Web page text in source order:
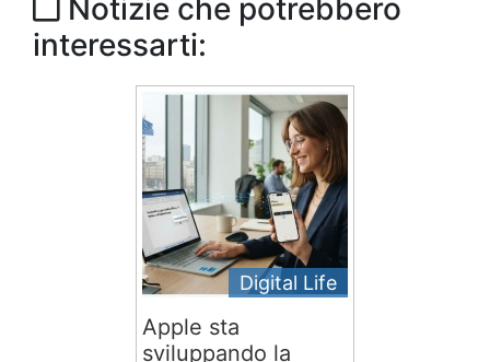
Notizie che potrebbero
interessarti:
Digital Life
Apple sta
sviluppando la